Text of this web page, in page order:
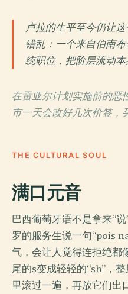
卢拉的生平至今仍让
错乱：一个来自伯南
统职位，把阶层流动本
在雷亚尔计划实施前的恶
市一天会改好几次价签，
THE CULTURAL SOUL
满口元音
巴西葡萄牙语不是拿来“
罗的服务生说一句“pois
气，会让人觉得连拒绝都
尾的s变成轻轻的“sh”，
里滚过一遍，再放它们出